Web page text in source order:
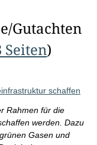
Gutachten
Seiten)
schaffen
Rahmen für die
werden. Dazu
Gasen und